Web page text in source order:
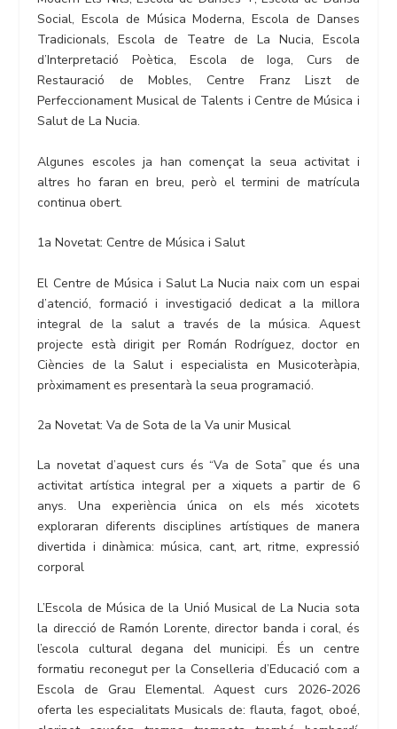
Social, Escola de Música Moderna, Escola de Danses
Tradicionals, Escola de Teatre de La Nucia, Escola
d’Interpretació Poètica, Escola de Ioga, Curs de
Restauració de Mobles, Centre Franz Liszt de
Perfeccionament Musical de Talents i Centre de Música i
Salut de La Nucia.
Algunes escoles ja han començat la seua activitat i
altres ho faran en breu, però el termini de matrícula
continua obert.
1a Novetat: Centre de Música i Salut
El Centre de Música i Salut La Nucia naix com un espai
d’atenció, formació i investigació dedicat a la millora
integral de la salut a través de la música. Aquest
projecte està dirigit per Román Rodríguez, doctor en
Ciències de la Salut i especialista en Musicoteràpia,
pròximament es presentarà la seua programació.
2a Novetat: Va de Sota de la Va unir Musical
La novetat d’aquest curs és “Va de Sota” que és una
activitat artística integral per a xiquets a partir de 6
anys. Una experiència única on els més xicotets
exploraran diferents disciplines artístiques de manera
divertida i dinàmica: música, cant, art, ritme, expressió
corporal
L’Escola de Música de la Unió Musical de La Nucia sota
la direcció de Ramón Lorente, director banda i coral, és
l’escola cultural degana del municipi. És un centre
formatiu reconegut per la Conselleria d’Educació com a
Escola de Grau Elemental. Aquest curs 2026-2026
oferta les especialitats Musicals de: flauta, fagot, oboé,